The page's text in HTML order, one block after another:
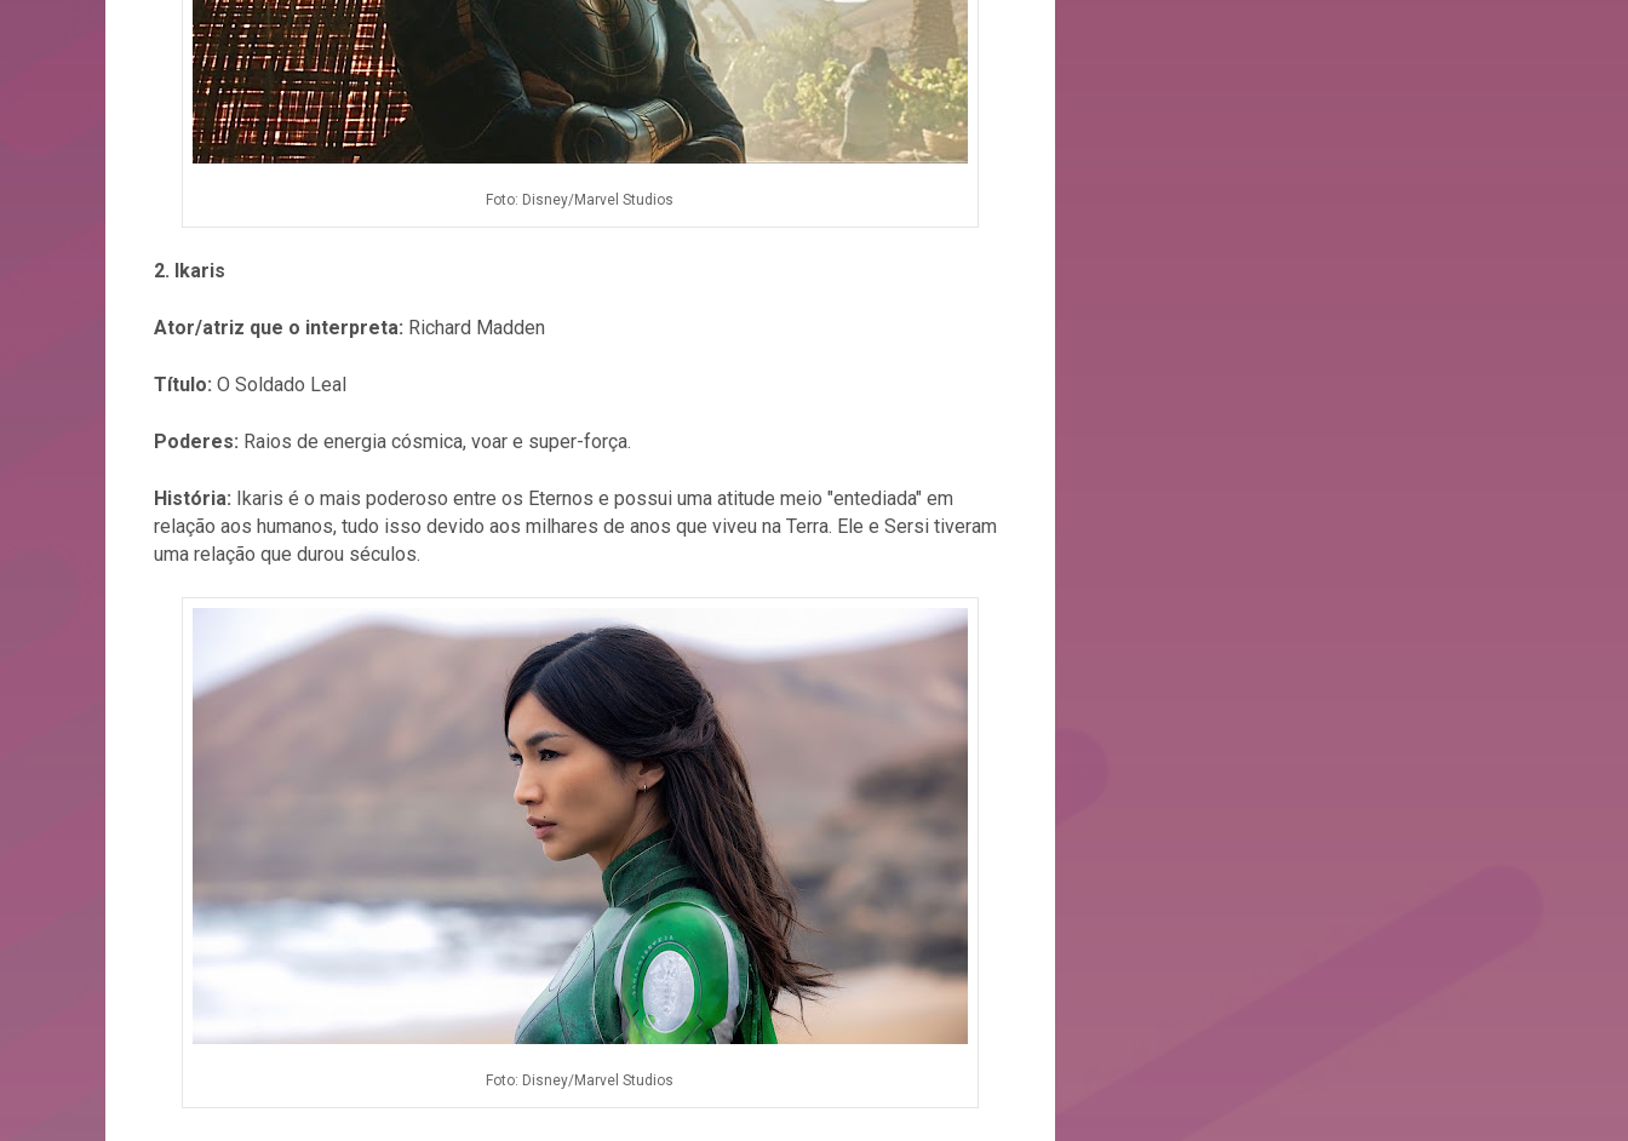
Foto: Disney/Marvel Studios
2. Ikaris
Ator/atriz que o interpreta: Richard Madden
Título: O Soldado Leal
Poderes: Raios de energia cósmica, voar e super-força.
História: Ikaris é o mais poderoso entre os Eternos e possui uma atitude meio "entediada" em
relação aos humanos, tudo isso devido aos milhares de anos que viveu na Terra. Ele e Sersi tiveram
uma relação que durou séculos.
Foto: Disney/Marvel Studios